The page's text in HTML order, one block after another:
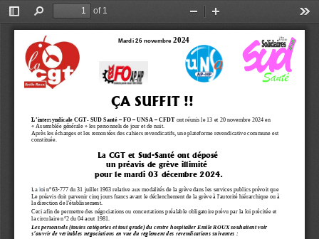
Toggle
Sidebar
Find
of 1
Zoom
Out
In
Mardi 26 novembre 2024
ÇA SUFFIT !!
L’intersyndicale CGT- SUD Santé – FO – UNSA – CFDT ont réunis le 13 et 20 novembre 2024 en
« Assemblée générale » les personnels de jour et de nuit.
Après les échanges et les remontées des cahiers revendicatifs, une plateforme revendicative commune est
constituée.
La CGT et Sud-Santé ont déposé
un préavis de grève illimité
pour le mardi 03 décembre 2024.
La loi n°63-777 du 31 juillet 1963 relative aux modalités de la grève dans les services publics prévoit que
Le préavis doit parvenir cinq jours francs avant le déclenchement de la grève à l'autorité hiérarchique ou à
la direction de l'établissement.
Ceci afin de permettre des négociations ou concertations préalable obligatoire prévu par la loi précitée et
la circulaire n°2 du 04 aout 1981.
Les personnels (toutes catégories et tout grade) du centre hospitalier Emile ROUX souhaitent voir
s’ouvrir de véritables négociations en vue du règlement des revendications suivantes :